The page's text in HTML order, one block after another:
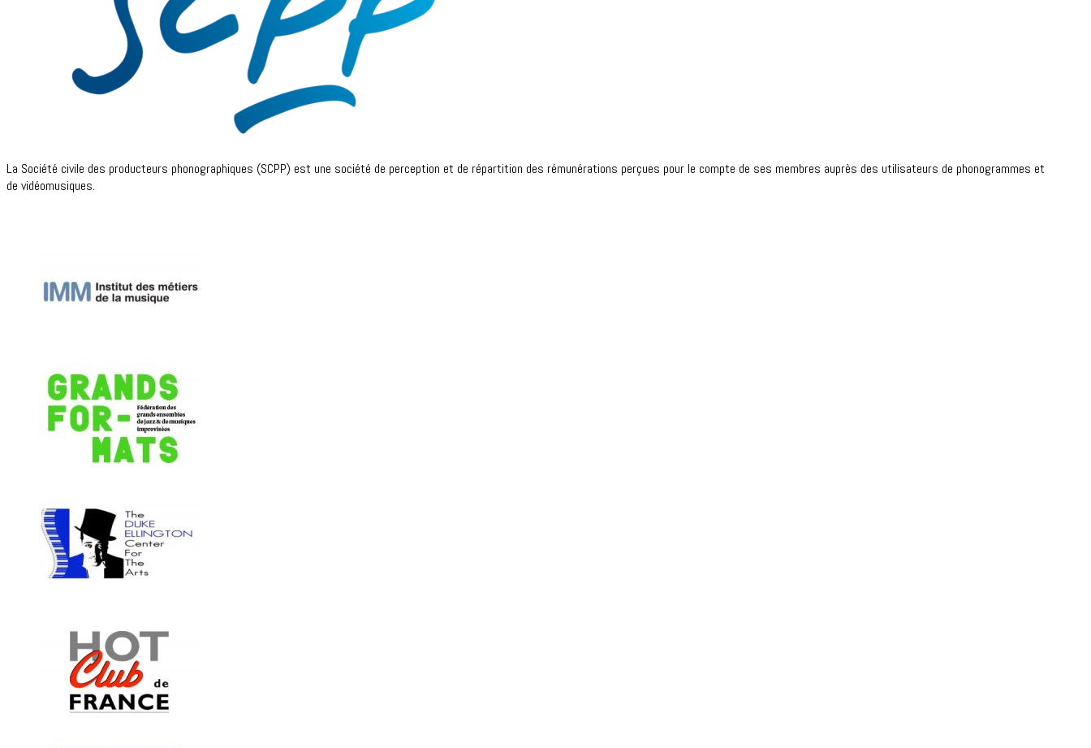
La Société civile des producteurs phonographiques (SCPP) est une société de perception et de répartition des rémunérations perçues pour le compte de ses membres auprès des utilisateurs de phonogrammes et
de vidéomusiques.